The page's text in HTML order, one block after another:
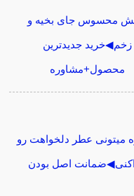
محسوس جای بخیه و
زخم◀خرید جدیدترین
محصول+مشاوره
میتونی عطر دلخواهت رو
اصل بودن